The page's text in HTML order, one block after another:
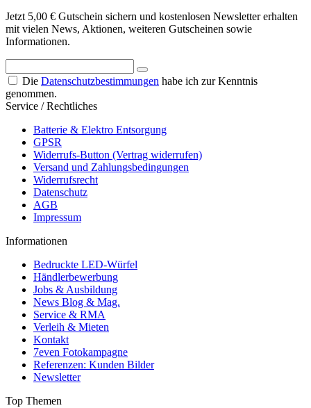
Jetzt 5,00 € Gutschein sichern und kostenlosen Newsletter erhalten
mit vielen News, Aktionen, weiteren Gutscheinen sowie
Informationen.
Die Datenschutzbestimmungen habe ich zur Kenntnis
genommen.
Service / Rechtliches
Batterie & Elektro Entsorgung
GPSR
Widerrufs-Button (Vertrag widerrufen)
Versand und Zahlungsbedingungen
Widerrufsrecht
Datenschutz
AGB
Impressum
Informationen
Bedruckte LED-Würfel
Händlerbewerbung
Jobs & Ausbildung
News Blog & Mag.
Service & RMA
Verleih & Mieten
Kontakt
7even Fotokampagne
Referenzen: Kunden Bilder
Newsletter
Top Themen